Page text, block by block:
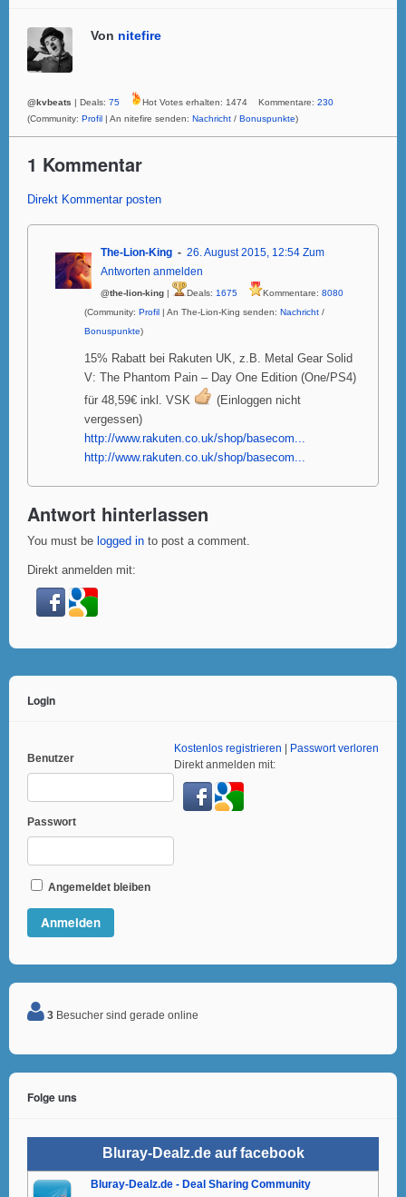
Von nitefire
@kvbeats | Deals: 75 Hot Votes erhalten: 1474 Kommentare: 230
(Community: Profil | An nitefire senden: Nachricht / Bonuspunkte)
1 Kommentar
Direkt Kommentar posten
The-Lion-King 26. August 2015, 12:54 Zum
Antworten anmelden
@the-lion-king | Deals: 1675 Kommentare: 8080
(Community: Profil | An The-Lion-King senden: Nachricht /
Bonuspunkte)
15% Rabatt bei Rakuten UK, z.B. Metal Gear Solid
V: The Phantom Pain – Day One Edition (One/PS4)
für 48,59€ inkl. VSK
(Einloggen nicht
vergessen)
http://www.rakuten.co.uk/shop/basecom...
http://www.rakuten.co.uk/shop/basecom...
Antwort hinterlassen
You must be logged in to post a comment.
Direkt anmelden mit:
Login
Benutzer
Passwort
Angemeldet bleiben
Kostenlos registrieren | Passwort verloren
Direkt anmelden mit:
3 Besucher sind gerade online
Folge uns
Bluray-Dealz.de auf facebook
Bluray-Dealz.de - Deal Sharing Community